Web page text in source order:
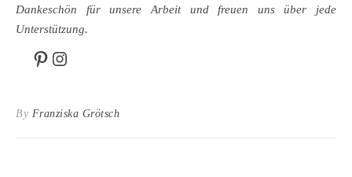
Dankeschön für unsere Arbeit und freuen uns über jede
Unterstützung.
Pinterest
Instagram
By Franziska Grötsch